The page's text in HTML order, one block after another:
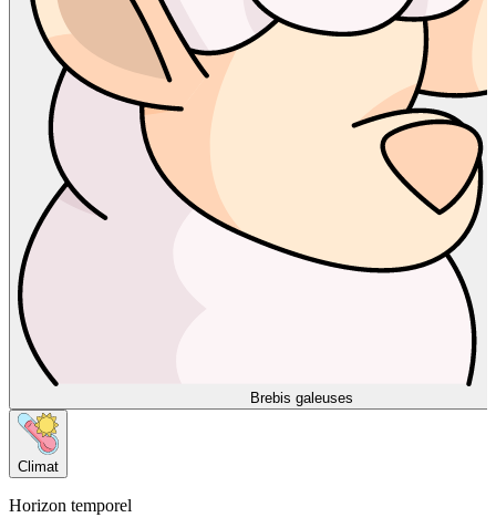
Brebis galeuses
Climat
Horizon temporel